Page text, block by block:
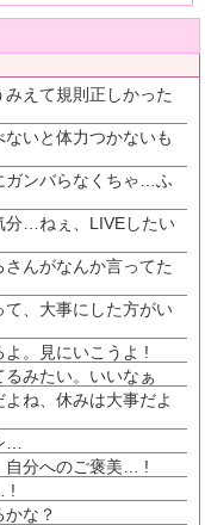
えて規則正しかった
いと体力つかないも
ガンバらなくちゃ…ふ
分…ねぇ、LIVEしたい
んがなんか言ってた
、大事にした方がい
。見にいこうよ !
みたい。いいなぁ
ね、休みは大事だよ
…
自分へのご褒美… !
!
な？